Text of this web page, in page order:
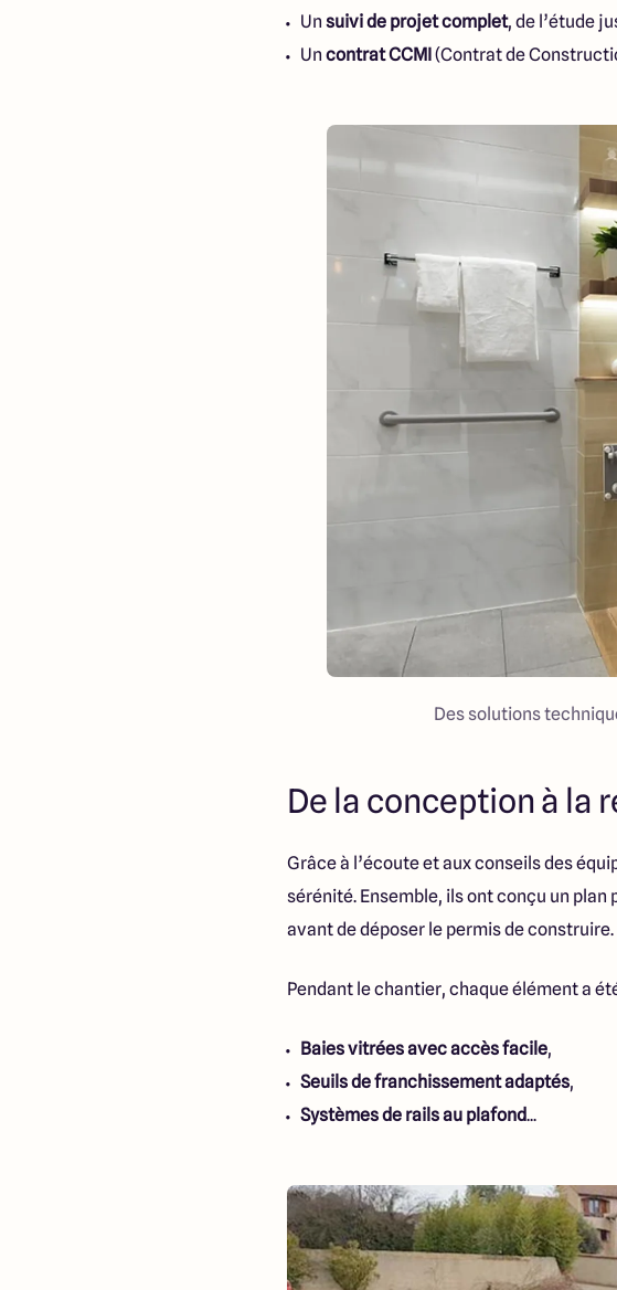
Un suivi de projet complet, de l’étude
Un contrat CCMI(Contrat de
Des solutions
De la conception à la
Grâce à l’écoute et aux conseils des
sérénité. Ensemble, ils ont conçu un
avant de déposer le permis de construire.
Pendant le chantier, chaque élément a
Baies vitrées avec accès facile,
Seuils de franchissement adaptés,
Systèmes de rails au plafond...